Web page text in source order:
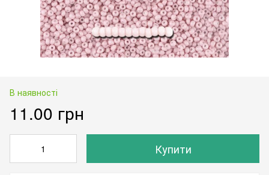
В наявності
11.00 грн
Купити